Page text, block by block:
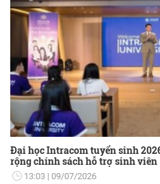
Đại học Intracom tuyển sinh
rộng chính sách hỗ trợ sinh viên
13:03 09/07/2026